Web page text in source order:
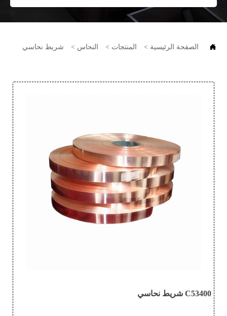
 الصفحة الرئيسية > المنتجات > النحاس > شريط نحاسي
C53400 شريط نحاسي